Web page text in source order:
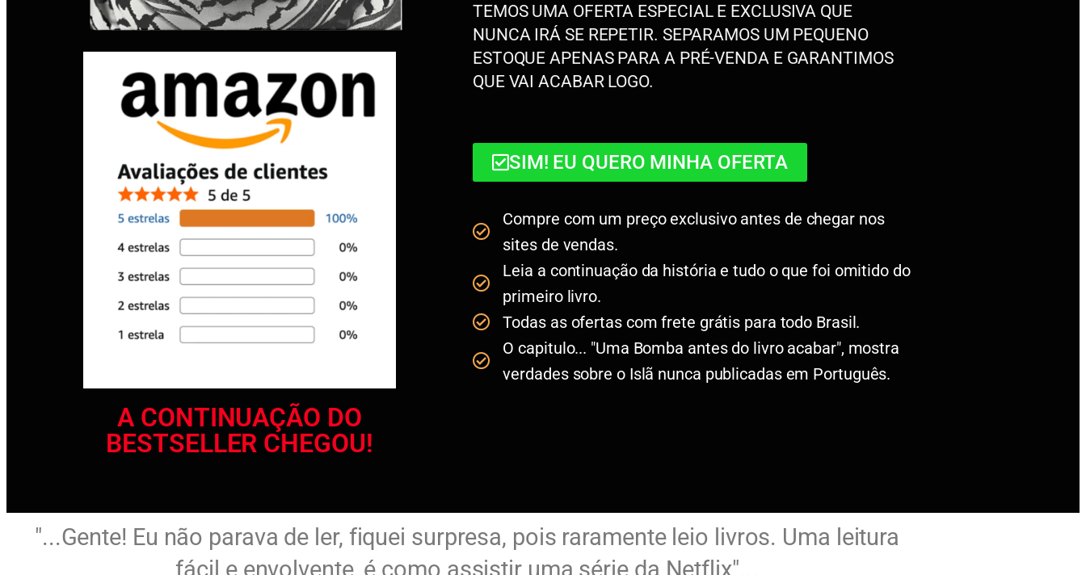
A CONTINUAÇÃO DO
BESTSELLER CHEGOU!
TEMOS UMA OFERTA ESPECIAL E EXCLUSIVA QUE
NUNCA IRÁ SE REPETIR. SEPARAMOS UM PEQUENO
ESTOQUE APENAS PARA A PRÉ-VENDA E GARANTIMOS
QUE VAI ACABAR LOGO.
SIM! EU QUERO MINHA OFERTA
Compre com um preço exclusivo antes de chegar nos
sites de vendas.
Leia a continuação da história e tudo o que foi omitido do
primeiro livro.
Todas as ofertas com frete grátis para todo Brasil.
O capitulo... "Uma Bomba antes do livro acabar", mostra
verdades sobre o Islã nunca publicadas em Português.
"...Gente! Eu não parava de ler, fiquei surpresa, pois raramente leio livros. Uma leitura
fácil e envolvente, é como assistir uma série da Netflix"...